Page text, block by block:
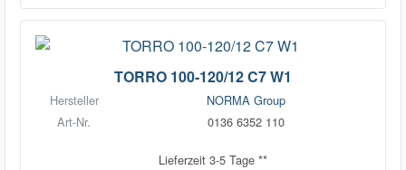
TORRO 100-120/12 C7 W1
Hersteller
NORMA Group
Art-Nr.
0136 6352 110
Lieferzeit 3-5 Tage **